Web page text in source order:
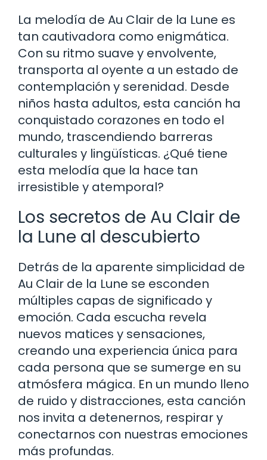
La melodía de Au Clair de la Lune es
tan cautivadora como enigmática.
Con su ritmo suave y envolvente,
transporta al oyente a un estado de
contemplación y serenidad. Desde
niños hasta adultos, esta canción ha
conquistado corazones en todo el
mundo, trascendiendo barreras
culturales y lingüísticas. ¿Qué tiene
esta melodía que la hace tan
irresistible y atemporal?
Los secretos de Au Clair de
la Lune al descubierto
Detrás de la aparente simplicidad de
Au Clair de la Lune se esconden
múltiples capas de significado y
emoción. Cada escucha revela
nuevos matices y sensaciones,
creando una experiencia única para
cada persona que se sumerge en su
atmósfera mágica. En un mundo lleno
de ruido y distracciones, esta canción
nos invita a detenernos, respirar y
conectarnos con nuestras emociones
más profundas.